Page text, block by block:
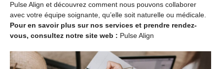
Pulse Align et découvrez comment nous pouvons collaborer
avec votre équipe soignante, qu’elle soit naturelle ou médicale.
Pour en savoir plus sur nos services et prendre rendez-
vous, consultez notre site web : Pulse Align